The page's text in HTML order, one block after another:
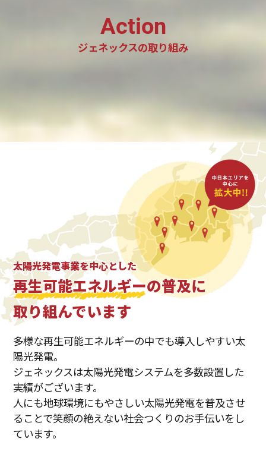
Action
ジェネックスの取り組み
太陽光発電事業を中心とした
再生可能エネルギーの普及に
取り組んでいます
多様な再生可能エネルギーの中でも導入しやすい太
陽光発電。
ジェネックスは太陽光発電システムを多数設置した
実績がございます。
人にも地球環境にもやさしい太陽光発電を普及させ
ることで笑顔の絶えない社会つくりのお手伝いをし
ています。